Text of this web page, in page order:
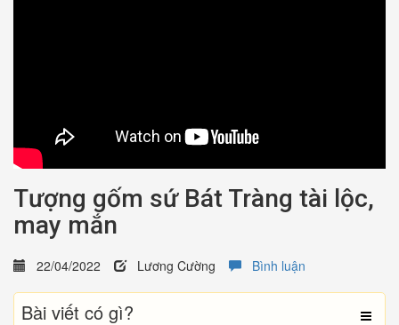
Tượng gốm sứ Bát Tràng tài lộc,
may mắn
22/04/2022 Lương Cường Bình luận
Bài viết có gì?